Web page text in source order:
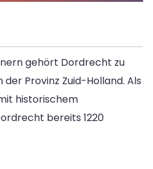
gehört Dordrecht zu
Provinz Zuid-Holland. Als
historischem
bereits 1220